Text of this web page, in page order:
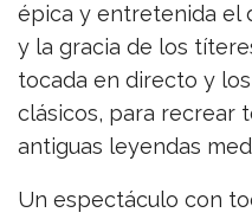
épica y entretenida el
y la gracia de los
tocada en directo y
clásicos, para recrear
antiguas leyendas
Un espectáculo con